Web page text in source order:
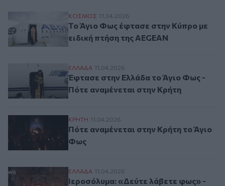
Το Άγιο Φως έφτασε στην Κύπρο με
ΚΟΣΜΟΣ 11.04.2026
Το Άγιο Φως έφτασε στην Κύπρο με
ειδική πτήση της AEGEAN
Έφτασε στην Ελλάδα το Άγιο Φως - Πότε
ΕΛΛAΔΑ 11.04.2026
Έφτασε στην Ελλάδα το Άγιο Φως -
Πότε αναμένεται στην Κρήτη
Πότε αναμένεται στην Κρήτη το Άγιο Φως
ΚΡΗΤΗ 11.04.2026
Πότε αναμένεται στην Κρήτη το Άγιο
Φως
Ιεροσόλυμα: «Δεύτε λάβετε φως» -
ΕΛΛAΔΑ 11.04.2026
Ιεροσόλυμα: «Δεύτε λάβετε φως» -